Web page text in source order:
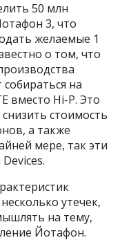
50 млн
3, что
желаемые 1
о том, что
на
вместо Hi-P. Это
стоимость
а также
мере, так эти
утечек,
на тему,
Йотафон.